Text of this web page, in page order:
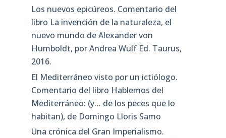
Los nuevos epicúreos. Comentario del
libro La invención de la naturaleza, el
nuevo mundo de Alexander von
Humboldt, por Andrea Wulf Ed. Taurus,
2016.
El Mediterráneo visto por un ictiólogo.
Comentario del libro Hablemos del
Mediterráneo: (y… de los peces que lo
habitan), de Domingo Lloris Samo
Una crónica del Gran Imperialismo.